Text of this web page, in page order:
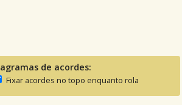
de acordes:
Fixar acordes no topo enquanto rola